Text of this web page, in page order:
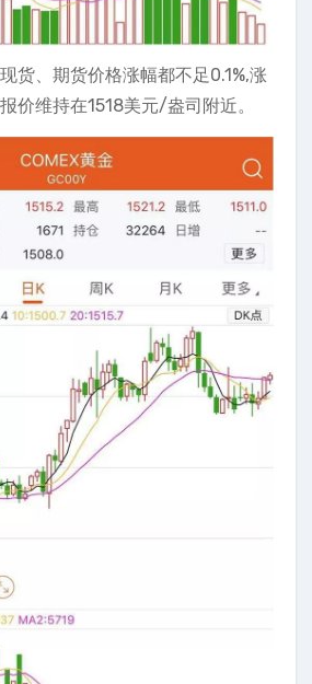
货、期货价格涨幅都不足0.1%,涨
价维持在1518美元/盎司附近。